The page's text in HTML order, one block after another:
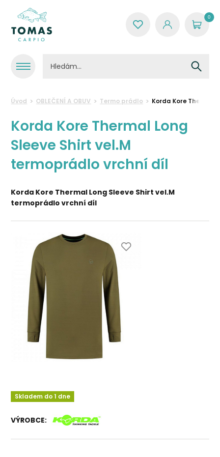
0
Úvod OBLEČENÍ A OBUV Termo prádlo Korda Kore Thermal
Korda Kore Thermal Long
Sleeve Shirt vel.M
termoprádlo vrchní díl
Korda Kore Thermal Long Sleeve Shirt vel.M
termoprádlo vrchní díl
Skladem do 1 dne
VÝROBCE: